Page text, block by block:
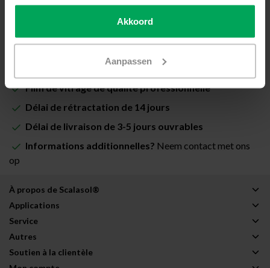
Akkoord
Aanpassen
Ajouter au panier
Film de vitrage de qualité professionnelle
Délai de rétractation de 14 jours
Délai de livraison de 3-5 jours ouvrables
Informations additionnelles? Neem contact met ons
op
À propos de Scalasol®
Applications
Service
Autres
Soutien à la clientèle